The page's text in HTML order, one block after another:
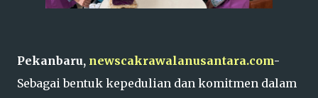
Pekanbaru, newscakrawalanusantara.com-
Sebagai bentuk kepedulian dan komitmen dalam